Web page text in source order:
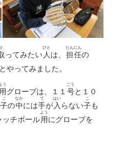
と
ってみたい 人
ひと
は、 担任
たんにん
の
やってみました。
用
う
グローブは、１１ 号
ごう
と１０
子
こ
の中
なか
には手
て
が入
はい
らない子
こ
も
ッチボール用
よう
にグローブを